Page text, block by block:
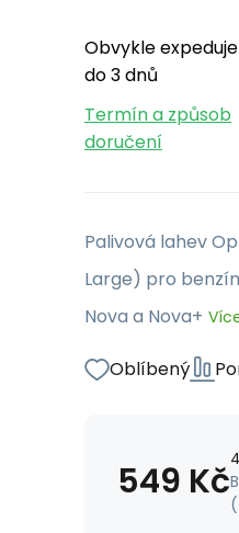
Obvykle
do 3 dnů
Termín a způsob
doručení
Palivová lahev
Large) pro
Nova a Nova+
Oblíbený
549 Kč